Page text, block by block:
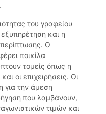
του γραφείου
και η
Ο
ποικίλα
τομείς όπως η
οι επιχειρήσεις. Οι
για την άμεση
που λαμβάνουν,
τιμών και